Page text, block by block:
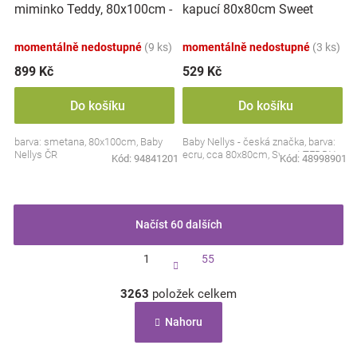
miminko Teddy, 80x100cm -
momentálně nedostupné (9 ks)
899 Kč
Do košíku
barva: smetana, 80x100cm, Baby
Nellys ČR
Kód: 94841201
kapucí 80x80cm Sweet
momentálně nedostupné (3 ks)
529 Kč
Do košíku
Baby Nellys - česká značka, barva:
ecru, cca 80x80cm, Sweet TEDDY
Kód: 48998901
v
á
d
Načíst 60 dalších
t
á
n
k
v
1 55
3263 položek celkem
Nahoru